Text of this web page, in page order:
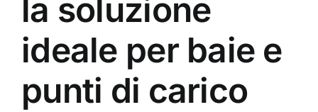
la soluzione
ideale per baie e
punti di carico